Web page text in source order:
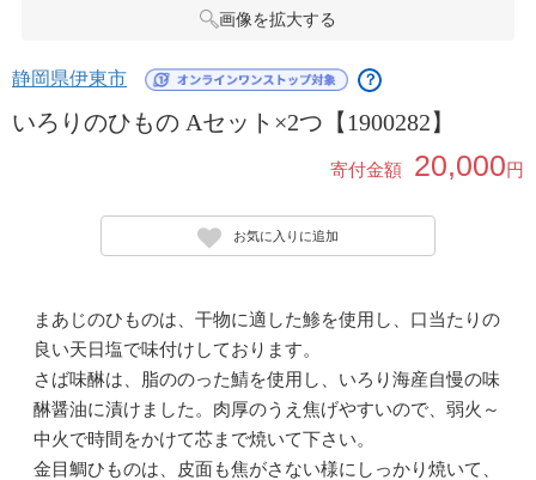
画像を拡大する
静岡県伊東市 ？
いろりのひもの Aセット×2つ【1900282】
寄付金額 20,000円
お気に入りに追加
まあじのひものは、干物に適した鯵を使用し、口当たりの
良い天日塩で味付けしております。
さば味醂は、脂ののった鯖を使用し、いろり海産自慢の味
醂醤油に漬けました。肉厚のうえ焦げやすいので、弱火～
中火で時間をかけて芯まで焼いて下さい。
金目鯛ひものは、皮面も焦がさない様にしっかり焼いて、